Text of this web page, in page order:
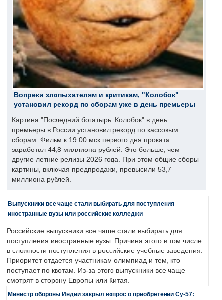
Вопреки злопыхателям и критикам, "Колобок"
установил рекорд по сборам уже в день премьеры
Картина "Последний богатырь. Колобок" в день
премьеры в России установил рекорд по кассовым
сборам. Фильм к 19.00 мск первого дня проката
заработал 44,8 миллиона рублей. Это больше, чем
другие летние релизы 2026 года. При этом общие сборы
картины, включая предпродажи, превысили 53,7
миллиона рублей.
Выпускники все чаще стали выбирать для поступления
иностранные вузы или российские колледжи
Российские выпускники все чаще стали выбирать для
поступления иностранные вузы. Причина этого в том числе
в сложности поступления в российские учебные заведения.
Приоритет отдается участникам олимпиад и тем, кто
поступает по квотам. Из-за этого выпускники все чаще
смотрят в сторону Европы или Китая.
Министр обороны Индии закрыл вопрос о приобретении Су-57: